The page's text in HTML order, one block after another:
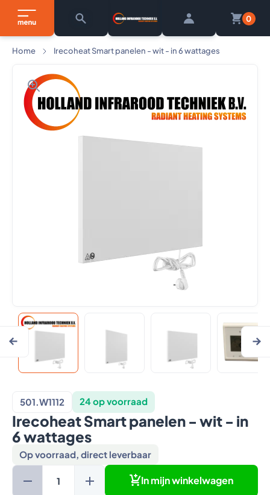
0
Home Irecoheat Smart panelen - wit - in 6 wattages
501.W1112 24 op voorraad
Irecoheat Smart panelen - wit - in
6 wattages
Op voorraad, direct leverbaar
In mijn winkelwagen